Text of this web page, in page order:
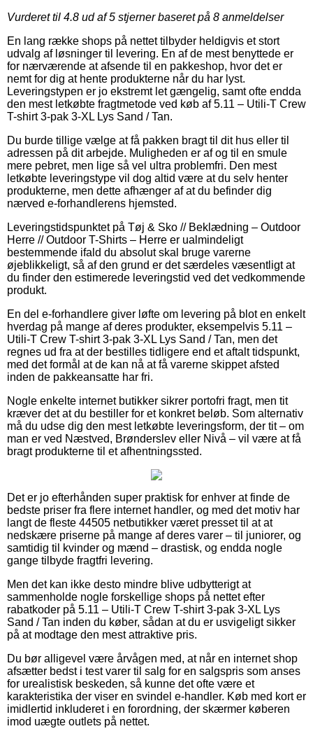
Vurderet til 4.8 ud af 5 stjerner baseret på 8 anmeldelser
En lang række shops på nettet tilbyder heldigvis et stort
udvalg af løsninger til levering. En af de mest benyttede er
for nærværende at afsende til en pakkeshop, hvor det er
nemt for dig at hente produkterne når du har lyst.
Leveringstypen er jo ekstremt let gængelig, samt ofte endda
den mest letkøbte fragtmetode ved køb af 5.11 – Utili-T Crew
T-shirt 3-pak 3-XL Lys Sand / Tan.
Du burde tillige vælge at få pakken bragt til dit hus eller til
adressen på dit arbejde. Muligheden er af og til en smule
mere pebret, men lige så vel ultra problemfri. Den mest
letkøbte leveringstype vil dog altid være at du selv henter
produkterne, men dette afhænger af at du befinder dig
nærved e-forhandlerens hjemsted.
Leveringstidspunktet på Tøj & Sko // Beklædning – Outdoor
Herre // Outdoor T-Shirts – Herre er ualmindeligt
bestemmende ifald du absolut skal bruge varerne
øjeblikkeligt, så af den grund er det særdeles væsentligt at
du finder den estimerede leveringstid ved det vedkommende
produkt.
En del e-forhandlere giver løfte om levering på blot en enkelt
hverdag på mange af deres produkter, eksempelvis 5.11 –
Utili-T Crew T-shirt 3-pak 3-XL Lys Sand / Tan, men det
regnes ud fra at der bestilles tidligere end et aftalt tidspunkt,
med det formål at de kan nå at få varerne skippet afsted
inden de pakkeansatte har fri.
Nogle enkelte internet butikker sikrer portofri fragt, men tit
kræver det at du bestiller for et konkret beløb. Som alternativ
må du udse dig den mest letkøbte leveringsform, der tit – om
man er ved Næstved, Brønderslev eller Nivå – vil være at få
bragt produkterne til et afhentningssted.
Det er jo efterhånden super praktisk for enhver at finde de
bedste priser fra flere internet handler, og med det motiv har
langt de fleste 44505 netbutikker været presset til at at
nedskære priserne på mange af deres varer – til juniorer, og
samtidig til kvinder og mænd – drastisk, og endda nogle
gange tilbyde fragtfri levering.
Men det kan ikke desto mindre blive udbytterigt at
sammenholde nogle forskellige shops på nettet efter
rabatkoder på 5.11 – Utili-T Crew T-shirt 3-pak 3-XL Lys
Sand / Tan inden du køber, sådan at du er usvigeligt sikker
på at modtage den mest attraktive pris.
Du bør alligevel være årvågen med, at når en internet shop
afsætter bedst i test varer til salg for en salgspris som anses
for urealistisk beskeden, så kunne det ofte være et
karakteristika der viser en svindel e-handler. Køb med kort er
imidlertid inkluderet i en forordning, der skærmer køberen
imod uægte outlets på nettet.